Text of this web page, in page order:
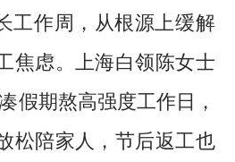
工作周，从根源上缓解
焦虑。上海白领陈女士
假期熬高强度工作日，
松陪家人，节后返工也